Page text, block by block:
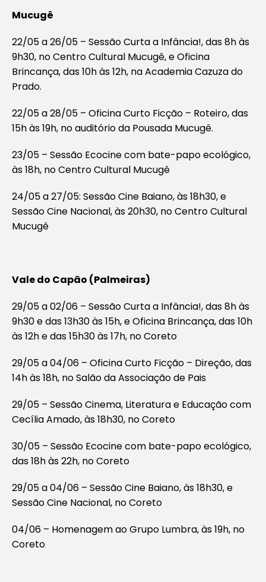
Mucugê
22/05 a 26/05 – Sessão Curta a Infância!, das 8h às
9h30, no Centro Cultural Mucugê, e Oficina
Brincança, das 10h às 12h, na Academia Cazuza do
Prado.
22/05 a 28/05 – Oficina Curto Ficção – Roteiro, das
15h às 19h, no auditório da Pousada Mucugê.
23/05 – Sessão Ecocine com bate-papo ecológico,
às 18h, no Centro Cultural Mucugê
24/05 a 27/05: Sessão Cine Baiano, às 18h30, e
Sessão Cine Nacional, às 20h30, no Centro Cultural
Mucugê
Vale do Capão (Palmeiras)
29/05 a 02/06 – Sessão Curta a Infância!, das 8h às
9h30 e das 13h30 às 15h, e Oficina Brincança, das 10h
às 12h e das 15h30 às 17h, no Coreto
29/05 a 04/06 – Oficina Curto Ficção – Direção, das
14h às 18h, no Salão da Associação de Pais
29/05 – Sessão Cinema, Literatura e Educação com
Cecília Amado, às 18h30, no Coreto
30/05 – Sessão Ecocine com bate-papo ecológico,
das 18h às 22h, no Coreto
29/05 a 04/06 – Sessão Cine Baiano, às 18h30, e
Sessão Cine Nacional, no Coreto
04/06 – Homenagem ao Grupo Lumbra, às 19h, no
Coreto